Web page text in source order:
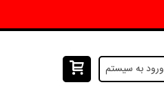
ورود به سیستم